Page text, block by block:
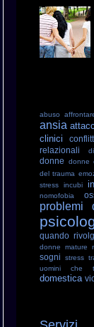
abuso
ansia
clinici
relazionali
donne
donne
del trauma
stress
incubi
nomofobia
problemi
quando
donne mature
sogni
stress
uomini che
domestica